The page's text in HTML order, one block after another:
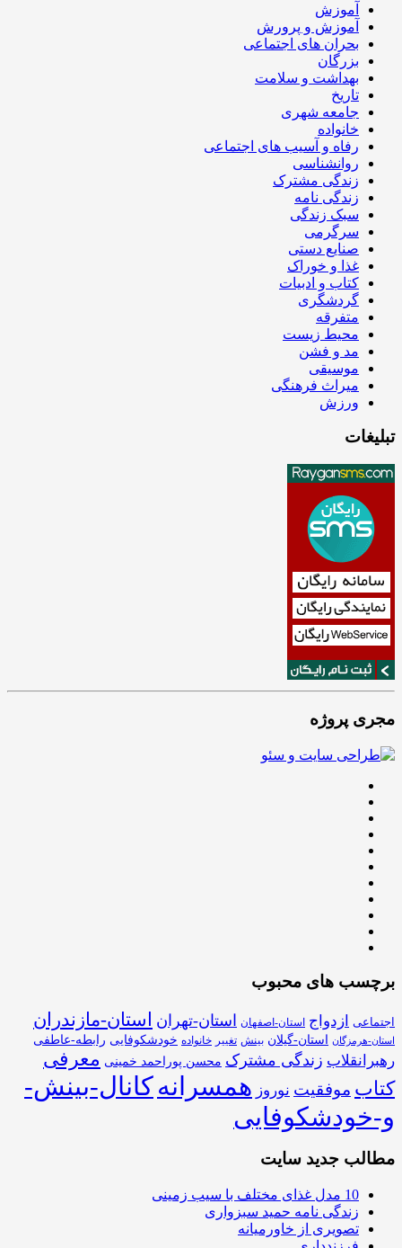
آموزش
آموزش و پرورش
بحران های اجتماعی
بزرگان
بهداشت و سلامت
تاریخ
جامعه شهری
خانواده
رفاه و آسیب های اجتماعی
روانشناسی
زندگی مشترک
زندگی نامه
سبک زندگی
سرگرمی
صنایع دستی
غذا و خوراک
کتاب و ادبیات
گردشگری
متفرقه
محیط زیست
مد و فشن
موسیقی
میراث فرهنگی
ورزش
تبلیغات
مجری پروژه
برچسب های محبوب
اجتماعی ازدواج استان-اصفهان استان-تهران استان-مازندران
استان-هرمزگان استان-گیلان بینش تغییر خانواده خودشکوفایی رابطه-عاطفی
رهبرانقلاب زندگی مشترک محسن پوراحمد خمینی معرفی
کتاب موفقیت نوروز همسرانهکانال-بینش-
و-خودشکوفایی
مطالب جدید سایت
10 مدل غذای مختلف با سیب زمینی
زندگی نامه حمید سبزواری
تصویری از خاورمیانه